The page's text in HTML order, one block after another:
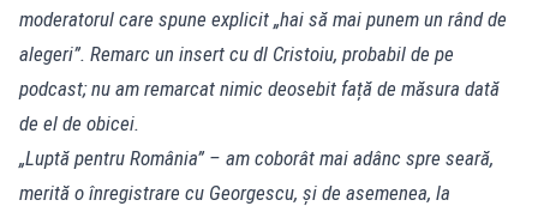
moderatorul care spune explicit „hai să mai punem un rând de
alegeri”. Remarc un insert cu dl Cristoiu, probabil de pe
podcast; nu am remarcat nimic deosebit față de măsura dată
de el de obicei.
„Luptă pentru România” – am coborât mai adânc spre seară,
merită o înregistrare cu Georgescu, și de asemenea, la